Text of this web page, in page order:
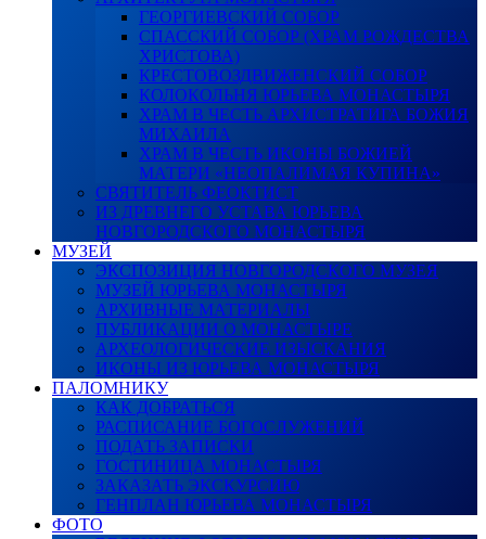
ГЕОРГИЕВСКИЙ СОБОР
СПАССКИЙ СОБОР (ХРАМ РОЖДЕСТВА
ХРИСТОВА)
КРЕСТОВОЗДВИЖЕНСКИЙ СОБОР
КОЛОКОЛЬНЯ ЮРЬЕВА МОНАСТЫРЯ
ХРАМ В ЧЕСТЬ АРХИСТРАТИГА БОЖИЯ
МИХАИЛА
ХРАМ В ЧЕСТЬ ИКОНЫ БОЖИЕЙ
МАТЕРИ «НЕОПАЛИМАЯ КУПИНА»
СВЯТИТЕЛЬ ФЕОКТИСТ
ИЗ ДРЕВНЕГО УСТАВА ЮРЬЕВА
НОВГОРОДСКОГО МОНАСТЫРЯ
МУЗЕЙ
ЭКСПОЗИЦИЯ НОВГОРОДСКОГО МУЗЕЯ
МУЗЕЙ ЮРЬЕВА МОНАСТЫРЯ
АРХИВНЫЕ МАТЕРИАЛЫ
ПУБЛИКАЦИИ О МОНАСТЫРЕ
АРХЕОЛОГИЧЕСКИЕ ИЗЫСКАНИЯ
ИКОНЫ ИЗ ЮРЬЕВА МОНАСТЫРЯ
ПАЛОМНИКУ
КАК ДОБРАТЬСЯ
РАСПИСАНИЕ БОГОСЛУЖЕНИЙ
ПОДАТЬ ЗАПИСКИ
ГОСТИНИЦА МОНАСТЫРЯ
ЗАКАЗАТЬ ЭКСКУРСИЮ
ГЕНПЛАН ЮРЬЕВА МОНАСТЫРЯ
ФОТО